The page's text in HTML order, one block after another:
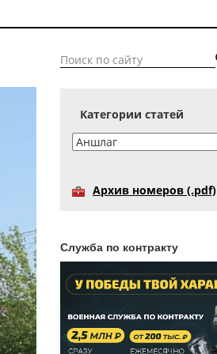
Категории статей
Архив номеров (.pdf)
Служба по контракту